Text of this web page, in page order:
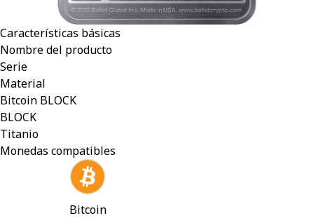
Características básicas
Nombre del producto
Serie
Material
Bitcoin BLOCK
BLOCK
Titanio
Monedas compatibles
Bitcoin